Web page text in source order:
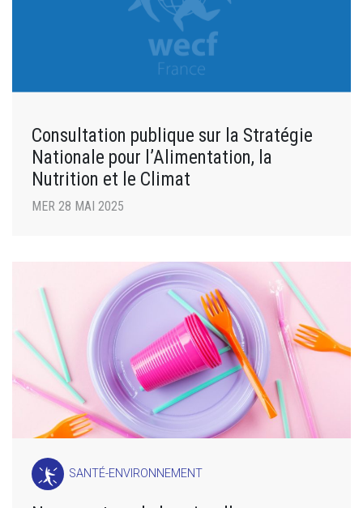
Consultation publique sur la Stratégie
Nationale pour l’Alimentation, la
Nutrition et le Climat
MER 28 MAI 2025
SANTÉ-ENVIRONNEMENT